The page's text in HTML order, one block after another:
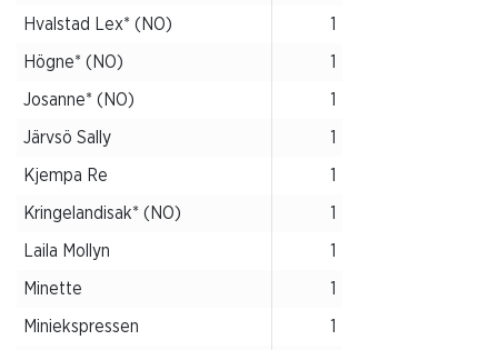
Hvalstad Lex* (NO) 1
Högne* (NO) 1
Josanne* (NO) 1
Järvsö Sally 1
Kjempa Re 1
Kringelandisak* (NO) 1
Laila Mollyn 1
Minette 1
Miniekspressen 1